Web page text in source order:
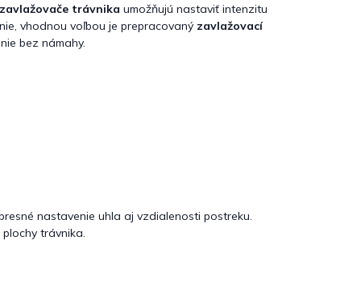
zavlažovače trávnika umožňujú nastaviť intenzitu
vhodnou voľbou je prepracovaný zavlažovací
bez námahy.
nastavenie uhla aj vzdialenosti postreku.
trávnika.